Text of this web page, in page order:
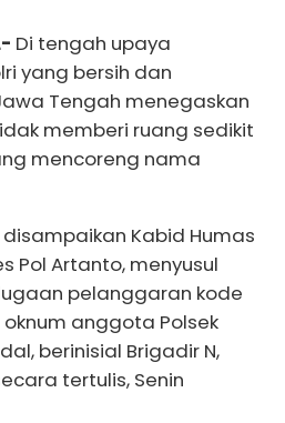
Di tengah upaya
yang bersih dan
Tengah menegaskan
memberi ruang sedikit
mencoreng nama
Kabid Humas
Pol Artanto, menyusul
pelanggaran kode
anggota Polsek
berinisial Brigadir N,
tertulis, Senin